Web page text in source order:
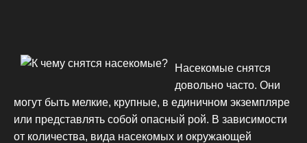
Насекомые снятся
довольно часто. Они
могут быть мелкие, крупные, в единичном экземпляре
или представлять собой опасный рой. В зависимости
от количества, вида насекомых и окружающей